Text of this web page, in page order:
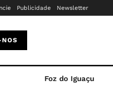
Publicidade Newsletter
Foz do Iguaçu